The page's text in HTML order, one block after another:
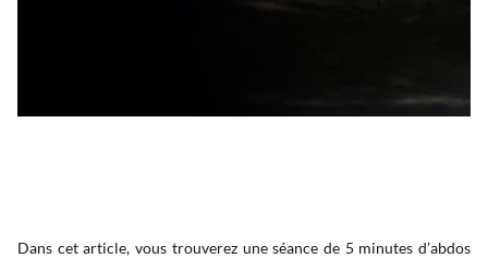
Dans cet article, vous trouverez une séance de 5 minutes d’abdos